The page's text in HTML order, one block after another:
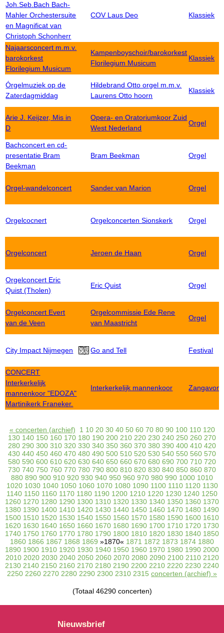
Joh.Seb.Bach Bach-
Mahler Orchestersuite
en Magnificat van
Christoph Schonherr
COV Laus Deo Klassiek
Najaarsconcert m.m.v.
barokorkest
Florilegium Musicum
Kampenboyschoir/barokorkest
Florilegium Musicum
Klassiek
Órgelmuziek op de
Zaterdagmiddag
Hildebrand Otto orgel m.m.v.
Laurens Otto hoorn
Klassiek
Arie J. Keijzer, Mis in
D
Opera- en Oratoriumkoor Zuid
West Nederland
Orgel
Bachconcert en cd-
presentatie Bram
Beekman
Bram Beekman Orgel
Orgel-wandelconcert Sander van Marion Orgel
Orgelcocnert Orgelconcerten Sionskerk Orgel
Orgelconcert Jeroen de Haan Orgel
Orgelconcert Eric
Quist (Tholen)
Eric Quist Orgel
Orgelconcert Evert
van de Veen
Orgelcommissie Ede Rene
van Maastricht
Orgel
City Impact Nijmegen Go and Tell Festival
CONCERT
Interkerkelijk
mannenkoor "EDOZA"
Martinikerk Franeker.
Interkerkelijk mannenkoor
« concerten (archief) 1 10 20 30 40 50 60 70 80 90 100 110 120
130 140 150 160 170 180 190 200 210 220 230 240 250 260 270
280 290 300 310 320 330 340 350 360 370 380 390 400 410 420
430 440 450 460 470 480 490 500 510 520 530 540 550 560 570
580 590 600 610 620 630 640 650 660 670 680 690 700 710 720
730 740 750 760 770 780 790 800 810 820 830 840 850 860 870
880 890 900 910 920 930 940 950 960 970 980 990 1000 1010
1020 1030 1040 1050 1060 1070 1080 1090 1100 1110 1120 1130
1140 1150 1160 1170 1180 1190 1200 1210 1220 1230 1240 1250
1260 1270 1280 1290 1300 1310 1320 1330 1340 1350 1360 1370
1380 1390 1400 1410 1420 1430 1440 1450 1460 1470 1480 1490
1500 1510 1520 1530 1540 1550 1560 1570 1580 1590 1600 1610
1620 1630 1640 1650 1660 1670 1680 1690 1700 1710 1720 1730
1740 1750 1760 1770 1780 1790 1800 1810 1820 1830 1840 1850
1860 1866 1867 1868 1869 »1870« 1871 1872 1873 1874 1880
1890 1900 1910 1920 1930 1940 1950 1960 1970 1980 1990 2000
2010 2020 2030 2040 2050 2060 2070 2080 2090 2100 2110 2120
2130 2140 2150 2160 2170 2180 2190 2200 2210 2220 2230 2240
2250 2260 2270 2280 2290 2300 2310 2315 concerten (archief) »
(Totaal 46290 concerten)
Nieuwsbrief